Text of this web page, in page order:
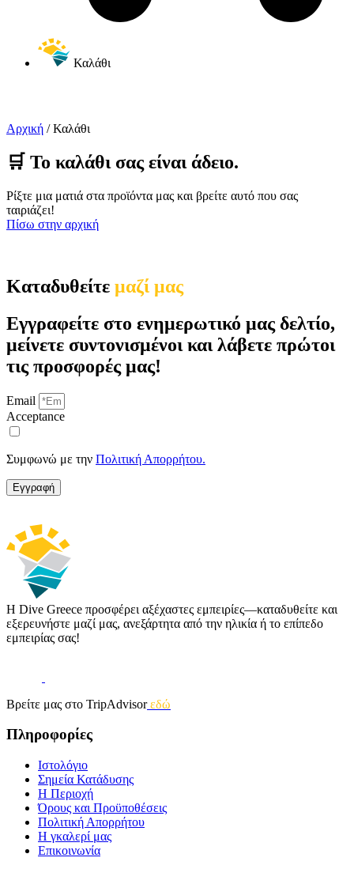
Καλάθι
Αρχική /Καλάθι
🛒 Το καλάθι σας είναι άδειο.
Ρίξτε μια ματιά στα προϊόντα μας και βρείτε αυτό που σας
ταιριάζει!
Πίσω στην αρχική
Καταδυθείτε μαζί μας
Εγγραφείτε στο ενημερωτικό μας δελτίο,
μείνετε συντονισμένοι και λάβετε πρώτοι
τις προσφορές μας!
Email
Acceptance
Συμφωνώ με την Πολιτική Απορρήτου.
Εγγραφή
Η Dive Greece προσφέρει αξέχαστες εμπειρίες—καταδυθείτε και
εξερευνήστε μαζί μας, ανεξάρτητα από την ηλικία ή το επίπεδο
εμπειρίας σας!
Βρείτε μας στο TripAdvisorεδώ
Πληροφορίες
Ιστολόγιο
Σημεία Κατάδυσης
Η Περιοχή
Όρους και Προϋποθέσεις
Πολιτική Απορρήτου
Η γκαλερί μας
Επικοινωνία